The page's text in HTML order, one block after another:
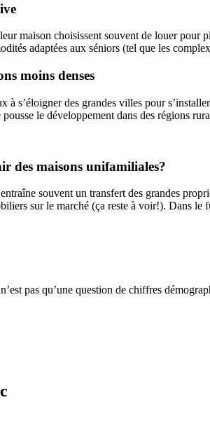
maison choisissent souvent de louer
adaptées aux séniors (tel que les
moins denses
à s’éloigner des grandes villes pour
le développement dans des régions
des maisons unifamiliales?
souvent un transfert des grandes
sur le marché (ça reste à voir!). Dans le
pas qu’une question de chiffres